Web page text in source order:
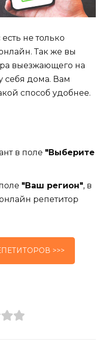
не только
Так же вы
выезжающего на
дома. Вам
способ удобнее.
в поле "Выберите
"Ваш регион", в
репетитор
>>>